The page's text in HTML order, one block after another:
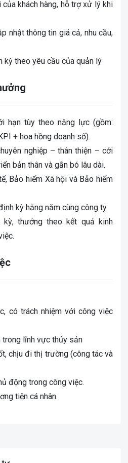
khách hàng, hỗ trợ xử lý khi
nhật thông tin giá cả, nhu cầu,
kỳ theo yêu cầu của quản lý
hạn tùy theo năng lực (gồm:
+ hoa hồng doanh số).
nghiệp – thân thiện – cởi
bản thân và gắn bó lâu dài.
Bảo hiểm Xã hội và Bảo hiểm
kỳ hằng năm cùng công ty.
thưởng theo kết quả kinh
có trách nhiệm với công việc
trong lĩnh vực thủy sản
chịu đi thị trường (công tác và
động trong công việc.
tiện cá nhân.